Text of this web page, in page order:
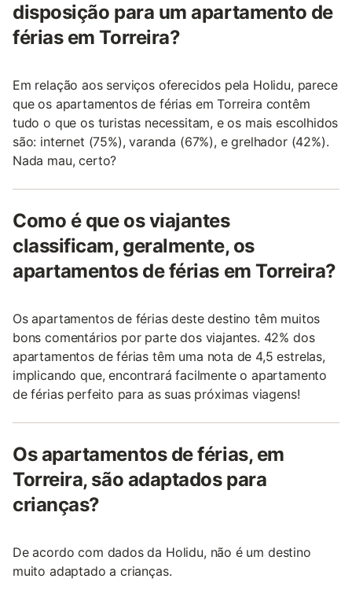
disposição para um apartamento de
férias em Torreira?
Em relação aos serviços oferecidos pela Holidu, parece
que os apartamentos de férias em Torreira contêm
tudo o que os turistas necessitam, e os mais escolhidos
são: internet (75%), varanda (67%), e grelhador (42%).
Nada mau, certo?
Como é que os viajantes
classificam, geralmente, os
apartamentos de férias em Torreira?
Os apartamentos de férias deste destino têm muitos
bons comentários por parte dos viajantes. 42% dos
apartamentos de férias têm uma nota de 4,5 estrelas,
implicando que, encontrará facilmente o apartamento
de férias perfeito para as suas próximas viagens!
Os apartamentos de férias, em
Torreira, são adaptados para
crianças?
De acordo com dados da Holidu, não é um destino
muito adaptado a crianças.